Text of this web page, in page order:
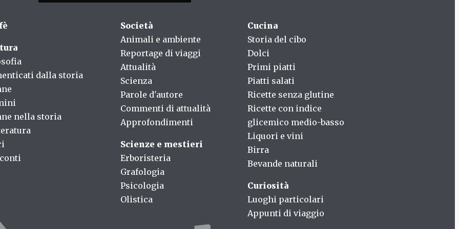
dalla storia
nella storia
Società
Animali e ambiente
Reportage di viaggi
Attualità
Scienza
Parole d'autore
Commenti di attualità
Approfondimenti
Scienze e mestieri
Erboristeria
Grafologia
Psicologia
Olistica
Cucina
Storia del cibo
Dolci
Primi piatti
Piatti salati
Ricette senza glutine
Ricette con indice
glicemico medio-basso
Liquori e vini
Birra
Bevande naturali
Curiosità
Luoghi particolari
Appunti di viaggio